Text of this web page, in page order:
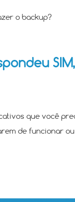
o backup?
que você
de funcionar